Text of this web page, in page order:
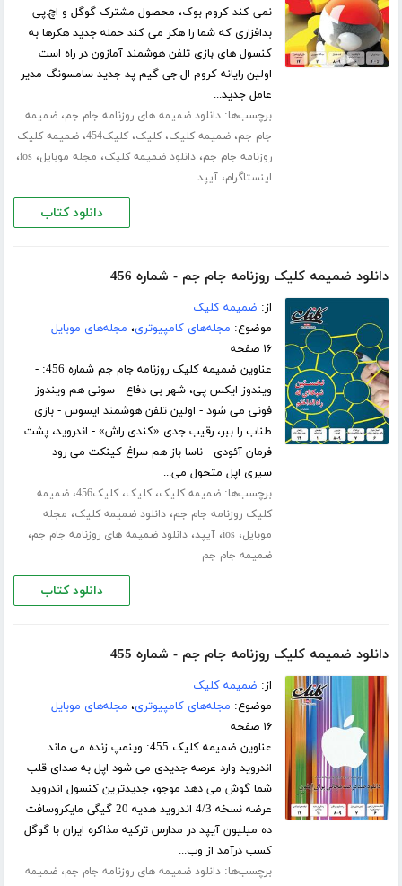
نمی کند کروم بوک، محصول مشترک گوگل و اچ.پی
بدافزاری که شما را هکر می کند حمله جدید هکرها به
کنسول های بازی تلفن هوشمند آمازون در راه است
اولین رایانه کروم ال.جی گیم پد جدید سامسونگ مدیر
عامل جدید...
برچسب‌ها:دانلود ضمیمه های روزنامه جام جم،ضمیمه
جام جم،ضمیمه کلیک،کلیک،کلیک454 ،ضمیمه کلیک
روزنامه جام جم،دانلود ضمیمه کلیک، مجله موبایل،ios،
اینستاگرام،آیپد
دانلود کتاب
دانلود ضمیمه کلیک روزنامه جام جم - شماره 456
از: ضمیمه کلیک
موضوع: مجله‌های کامپیوتری، مجله‌های موبایل
۱۶ صفحه
عناوین ضمیمه کلیک روزنامه جام جم شماره 456: -
ویندوز ایکس پی، شهر بی دفاع - سونی هم ویندوز
فونی می شود - اولین تلفن هوشمند ایسوس - بازی
طناب را ببر، رقیب جدی «کندی راش» - اندروید، پشت
فرمان آئودی - ناسا باز هم سراغ کینکت می رود -
سیری اپل متحول می...
برچسب‌ها:ضمیمه کلیک،کلیک،کلیک456 ،ضمیمه
کلیک روزنامه جام جم،دانلود ضمیمه کلیک، مجله
موبایل،ios،آیپد،دانلود ضمیمه های روزنامه جام جم،
ضمیمه جام جم
دانلود کتاب
دانلود ضمیمه کلیک روزنامه جام جم - شماره 455
از: ضمیمه کلیک
موضوع: مجله‌های کامپیوتری، مجله‌های موبایل
۱۶ صفحه
عناوین ضمیمه کلیک 455: وینمپ زنده می ماند
اندروید وارد عرصه جدیدی می شود اپل به صدای قلب
شما گوش می دهد موجو، جدیدترین کنسول اندروید
عرضه نسخه 4/3 اندروید هدیه 20 گیگی مایکروسافت
ده میلیون آیپد در مدارس ترکیه مذاکره ایران با گوگل
کسب درآمد از وب...
برچسب‌ها:دانلود ضمیمه های روزنامه جام جم،ضمیمه